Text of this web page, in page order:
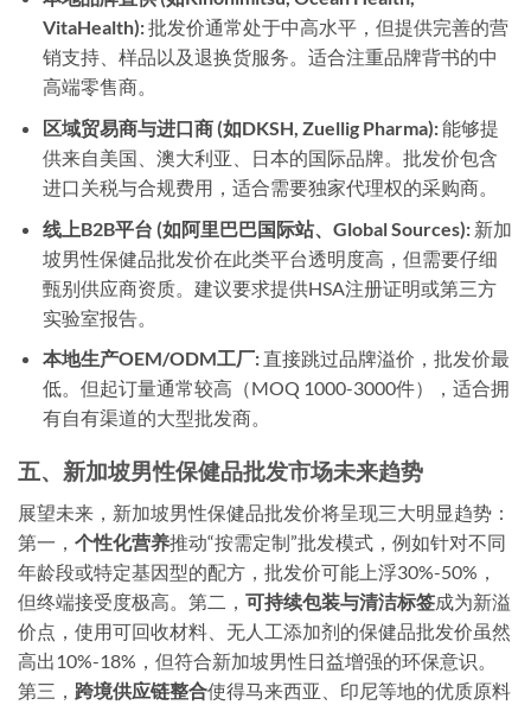
VitaHealth):批发价通常处于中高水平，但提供完善的营
销支持、样品以及退换货服务。适合注重品牌背书的中
高端零售商。
区域贸易商与进口商 (如DKSH, Zuellig Pharma):能够提
供来自美国、澳大利亚、日本的国际品牌。批发价包含
进口关税与合规费用，适合需要独家代理权的采购商。
线上B2B平台 (如阿里巴巴国际站、Global Sources):新加
坡男性保健品批发价在此类平台透明度高，但需要仔细
甄别供应商资质。建议要求提供HSA注册证明或第三方
实验室报告。
本地生产OEM/ODM工厂:直接跳过品牌溢价，批发价最
低。但起订量通常较高（MOQ 1000-3000件），适合拥
有自有渠道的大型批发商。
五、新加坡男性保健品批发市场未来趋势
展望未来，新加坡男性保健品批发价将呈现三大明显趋势：
第一， 个性化营养推动“按需定制”批发模式，例如针对不同
年龄段或特定基因型的配方，批发价可能上浮30%-50%，
但终端接受度极高。第二， 可持续包装与清洁标签成为新溢
价点，使用可回收材料、无人工添加剂的保健品批发价虽然
高出10%-18%，但符合新加坡男性日益增强的环保意识。
第三， 跨境供应链整合使得马来西亚、印尼等地的优质原料